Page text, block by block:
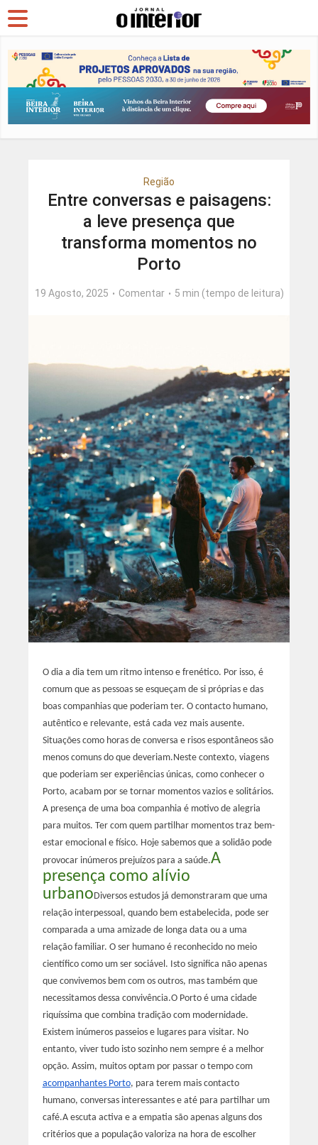
Região
Entre conversas e paisagens:
a leve presença que
transforma momentos no
Porto
19 Agosto, 2025 Comentar 5 min (tempo de leitura)
O dia a dia tem um ritmo intenso e frenético. Por isso, é
comum que as pessoas se esqueçam de si próprias e das
boas companhias que poderiam ter. O contacto humano,
autêntico e relevante, está cada vez mais ausente.
Situações como horas de conversa e risos espontâneos são
menos comuns do que deveriam. Neste contexto, viagens
que poderiam ser experiências únicas, como conhecer o
Porto, acabam por se tornar momentos vazios e solitários.
A presença de uma boa companhia é motivo de alegria
para muitos. Ter com quem partilhar momentos traz bem-
estar emocional e físico. Hoje sabemos que a solidão pode
provocar inúmeros prejuízos para a saúde.A
presença como alívio
urbano Diversos estudos já demonstraram que uma
relação interpessoal, quando bem estabelecida, pode ser
comparada a uma amizade de longa data ou a uma
relação familiar. O ser humano é reconhecido no meio
científico como um ser sociável. Isto significa não apenas
que convivemos bem com os outros, mas também que
necessitamos dessa convivência.O Porto é uma cidade
riquíssima que combina tradição com modernidade.
Existem inúmeros passeios e lugares para visitar. No
entanto, viver tudo isto sozinho nem sempre é a melhor
opção. Assim, muitos optam por passar o tempo com
acompanhantes Porto, para terem mais contacto
humano, conversas interessantes e até para partilhar um
café.A escuta activa e a empatia são apenas alguns dos
critérios que a população valoriza na hora de escolher